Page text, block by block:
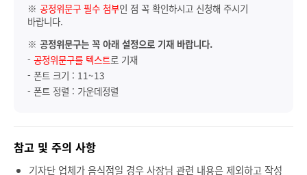
※ 공정위문구 필수 첨부인 점 꼭 확인하시고 신청해 주시기
바랍니다.
※ 공정위문구는 꼭 아래 설정으로 기재 바랍니다.
- 공정위문구를 텍스트로 기재
- 폰트 크기 : 11~13
- 폰트 정렬 : 가운데정렬
참고 및 주의 사항
기자단 업체가 음식점일 경우 사장님 관련 내용은 제외하고 작성